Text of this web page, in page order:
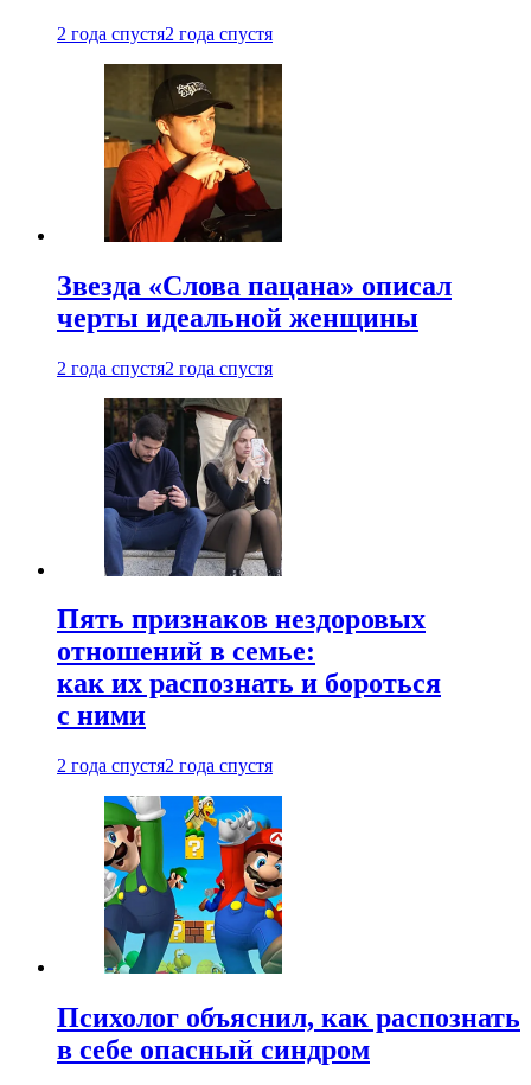
2 года спустя2 года спустя
Звезда «Слова пацана» описал
черты идеальной женщины
2 года спустя2 года спустя
Пять признаков нездоровых
отношений в семье:
как их распознать и бороться
с ними
2 года спустя2 года спустя
Психолог объяснил, как распознать
в себе опасный синдром